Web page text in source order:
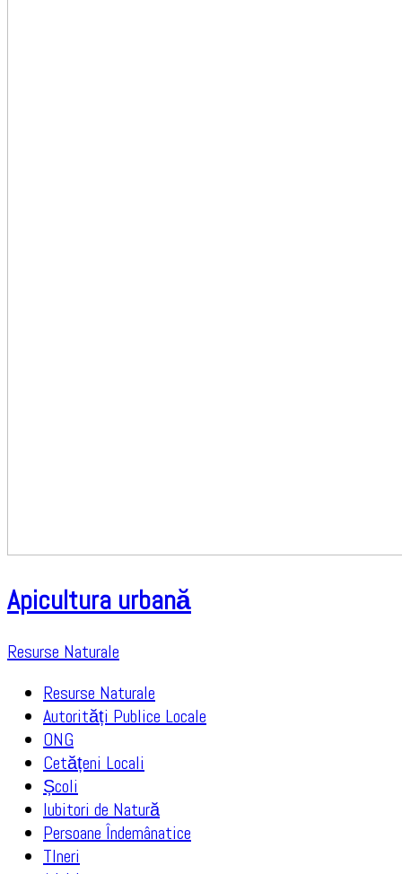
Apicultura urbană
Resurse Naturale
Resurse Naturale
Autorități Publice Locale
ONG
Cetățeni Locali
Școli
Iubitori de Natură
Persoane Îndemânatice
TIneri